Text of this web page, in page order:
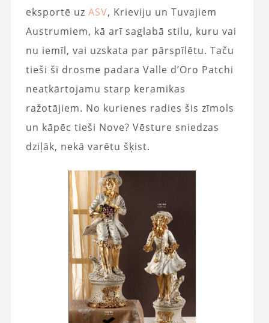
eksportē uz ASV, Krieviju un Tuvajiem
Austrumiem, kā arī saglabā stilu, kuru vai
nu iemīl, vai uzskata par pārspīlētu. Taču
tieši šī drosme padara Valle d’Oro Patchi
neatkārtojamu starp keramikas
ražotājiem. No kurienes radies šis zīmols
un kāpēc tieši Nove? Vēsture sniedzas
dziļāk, nekā varētu šķist.